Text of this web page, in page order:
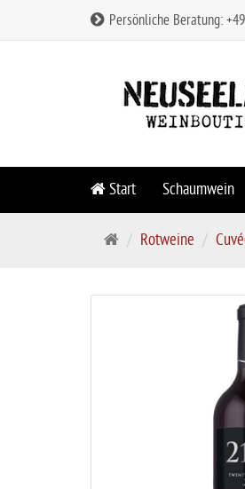
Persönliche Beratung:
Start Schaumwein
S
Rotweine